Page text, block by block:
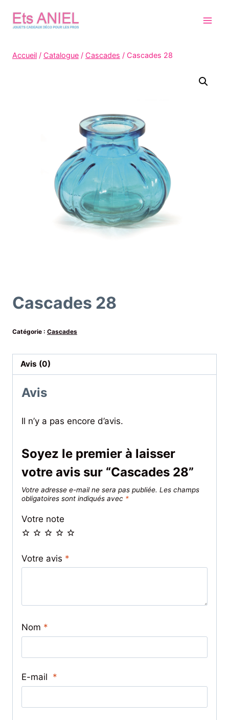
Accueil / Catalogue / Cascades / Cascades 28
Cascades 28
Catégorie : Cascades
Avis (0)
Avis
Il n’y a pas encore d’avis.
Soyez le premier à laisser
votre avis sur “Cascades 28”
Votre adresse e-mail ne sera pas publiée. Les champs
obligatoires sont indiqués avec *
Votre note
Votre avis *
Nom *
E-mail *